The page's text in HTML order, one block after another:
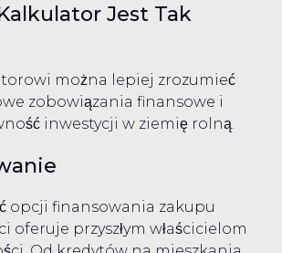
Jest Tak
można lepiej zrozumieć
zobowiązania finansowe i
inwestycji w ziemię rolną.
opcji finansowania zakupu
oferuje przyszłym właścicielom